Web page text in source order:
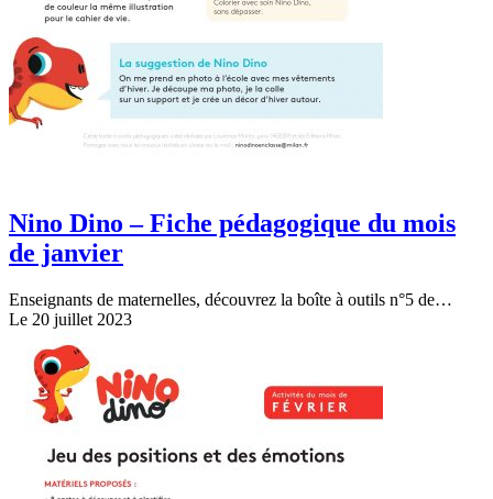
Nino Dino – Fiche pédagogique du mois
de janvier
Enseignants de maternelles, découvrez la boîte à outils n°5 de…
Le 20 juillet 2023